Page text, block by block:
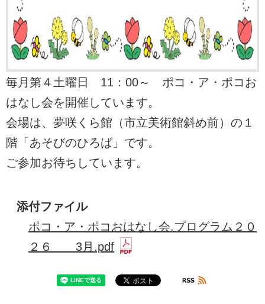
毎月第４土曜日 11：00～ ポコ・ア・ポコお
はなし会を開催しています。
会場は、夢咲くら館（市立美術館斜め前）の１
階「あそびのひろば」です。
ご参加お待ちしています。
添付ファイル
ポコ・ア・ポコおはなし会.プログラム２０
２６ 3月.pdf